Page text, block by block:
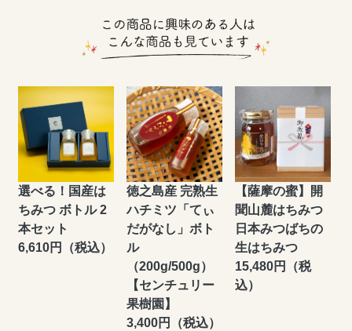
選べる！国産は
ちみつ ボトル 2
本セット
6,610円（税込）
徳之島産 完熟生
ハチミツ「てぃ
だがなし」ボト
ル
（200g/500g）
【センチュリー
果樹園】
3,400円（税込）
【薩摩の蜜】開
聞山麓はちみつ
日本みつばちの
生はちみつ
15,480円（税
込）